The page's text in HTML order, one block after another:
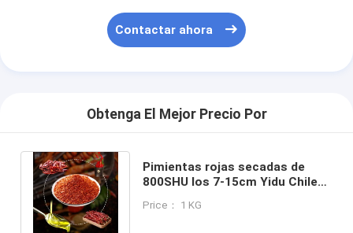
Contactar ahora
Obtenga El Mejor Precio Por
Pimientas rojas secadas de
800SHU los 7-15cm Yidu Chile
fresco
Price： 1 KG